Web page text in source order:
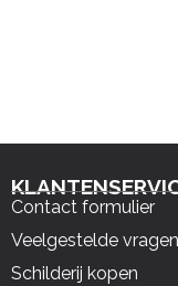
Contact formulier
Veelgestelde vragen
Schilderij kopen